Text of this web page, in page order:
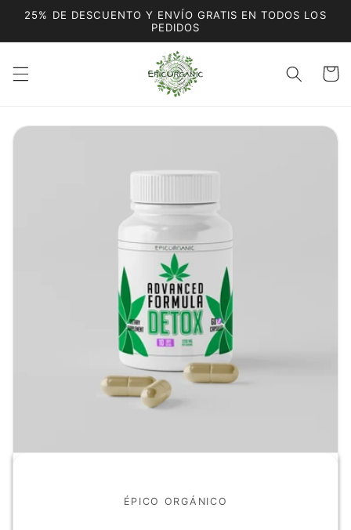
directamente
25% DE DESCUENTO Y ENVÍO GRATIS EN TODOS LOS
PEDIDOS
Carrito
ÉPICO ORGÁNICO